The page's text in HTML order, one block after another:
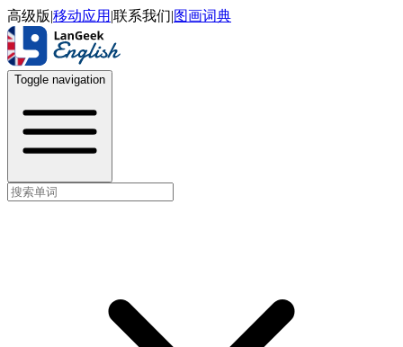
高级版|移动应用 |联系我们|图画词典
Toggle navigation